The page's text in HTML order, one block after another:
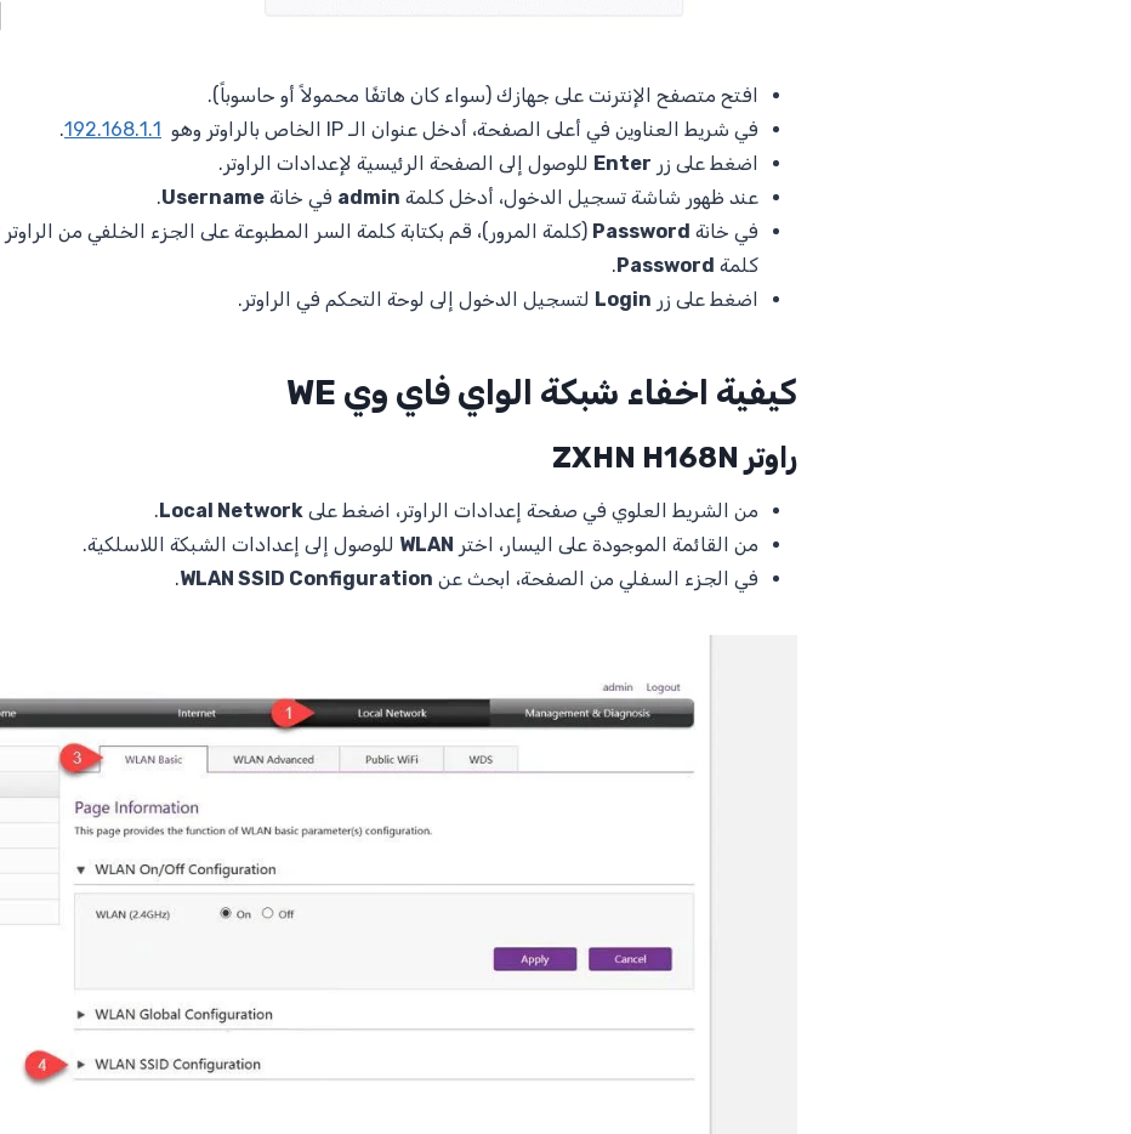
افتح متصفح الإنترنت على جهازك (سواء كان هاتفًا محمولاً أو حاسوباً).
في شريط العناوين في أعلى الصفحة، أدخل عنوان الـ IP الخاص بالراوتر وهو
192.168.1.1
.
اضغط على زر Enter للوصول إلى الصفحة الرئيسية لإعدادات الراوتر.
عند ظهور شاشة تسجيل الدخول، أدخل كلمة admin في خانة Username
.
في خانة Password (كلمة المرور)، قم بكتابة كلمة السر المطبوعة على الجزء الخلفي من
كلمة Password
.
اضغط على زر Login لتسجيل الدخول إلى لوحة التحكم في الراوتر.
كيفية اخفاء شبكة الواي فاي وي WE
راوتر ZXHN H168N
من الشريط العلوي في صفحة إعدادات الراوتر، اضغط على Local Network
.
من القائمة الموجودة على اليسار، اختر WLAN للوصول إلى إعدادات الشبكة اللاسلكية.
في الجزء السفلي من الصفحة، ابحث عن WLAN SSID Configuration
.